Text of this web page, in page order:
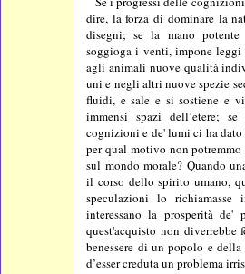
dire, la forza di dominare la
disegni; se la mano
soggioga i venti, impone
agli animali nuove qualità
uni e negli altri nuove spezie
fluidi, e sale e si sostiene e
immensi spazi dell’etere;
cognizioni e de' lumi ci ha
per qual motivo non
sul mondo morale? Quando
il corso dello spirito umano,
speculazioni lo richiamasse
interessano la prosperità
quest'acquisto non diverrebbe
benessere di un popolo e
d’esser creduta un problema